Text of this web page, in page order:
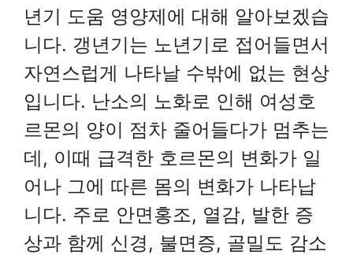
년기 도움 영양제에 대해 알아보겠습
니다. 갱년기는 노년기로 접어들면서
자연스럽게 나타날 수밖에 없는 현상
입니다. 난소의 노화로 인해 여성호
르몬의 양이 점차 줄어들다가 멈추는
데, 이때 급격한 호르몬의 변화가 일
어나 그에 따른 몸의 변화가 나타납
니다. 주로 안면홍조, 열감, 발한 증
상과 함께 신경, 불면증, 골밀도 감소